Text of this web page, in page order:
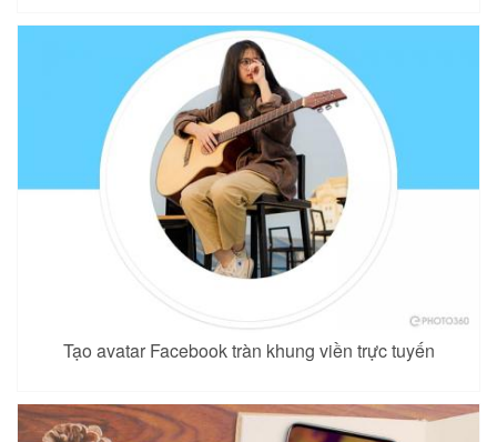
Tạo avatar Facebook tràn khung viền trực tuyến